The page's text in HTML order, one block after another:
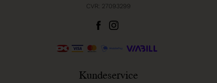
CVR: 27093299
Kundeservice